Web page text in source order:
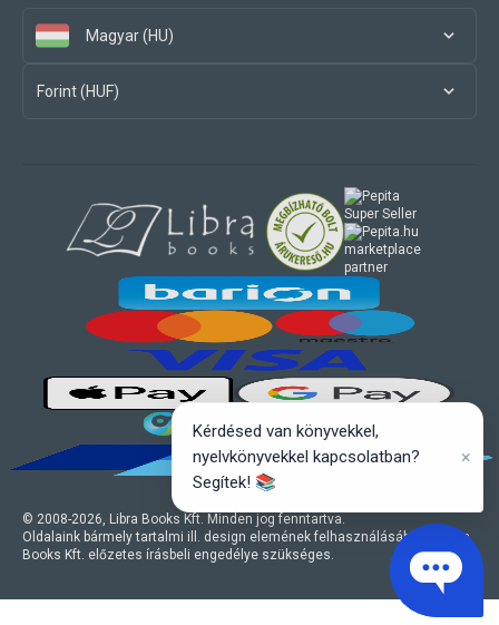
Magyar (HU)
Forint (HUF)
© 2008-2026, Libra Books Kft. Minden jog fenntartva.
Oldalaink bármely tartalmi ill. design elemének felhasználásához a Libra
Books Kft. előzetes írásbeli engedélye szükséges.
marketplace
partner
Kérdésed van könyvekkel,
nyelvkönyvekkel kapcsolatban?
Segítek! 📚
×